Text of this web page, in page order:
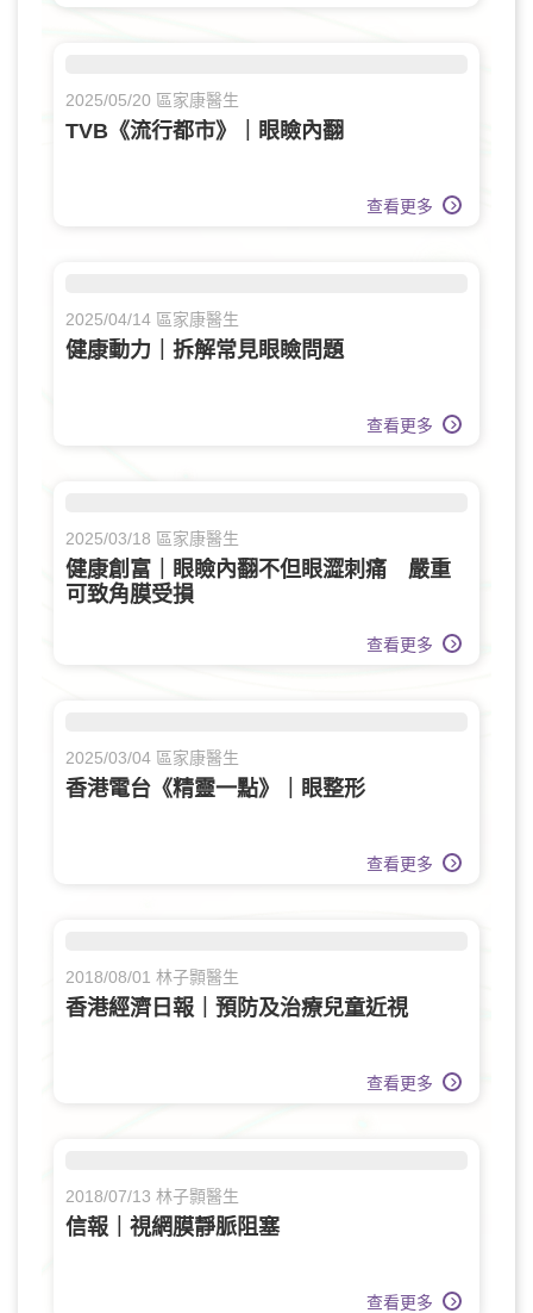
2025/05/20 區家康醫生
TVB《流行都市》｜眼瞼內翻
查看更多
2025/04/14 區家康醫生
健康動力｜拆解常見眼瞼問題
查看更多
2025/03/18 區家康醫生
健康創富｜眼瞼內翻不但眼澀刺痛 嚴重
可致角膜受損
查看更多
2025/03/04 區家康醫生
香港電台《精靈一點》｜眼整形
查看更多
2018/08/01 林子顥醫生
香港經濟日報｜預防及治療兒童近視
查看更多
2018/07/13 林子顥醫生
信報｜視網膜靜脈阻塞
查看更多